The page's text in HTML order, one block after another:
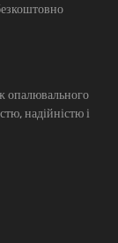
опалювального
надійністю і